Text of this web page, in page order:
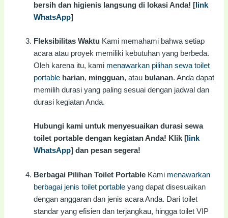
bersih dan higienis langsung di lokasi Anda! [ link
WhatsApp]
Fleksibilitas Waktu Kami memahami bahwa setiap
acara atau proyek memiliki kebutuhan yang berbeda.
Oleh karena itu, kami menawarkan pilihan sewa toilet
portable harian, mingguan, atau bulanan. Anda dapat
memilih durasi yang paling sesuai dengan jadwal dan
durasi kegiatan Anda.
Hubungi kami untuk menyesuaikan durasi sewa
toilet portable dengan kegiatan Anda! Klik [ link
WhatsApp] dan pesan segera!
Berbagai Pilihan Toilet Portable Kami menawarkan
berbagai jenis toilet portable yang dapat disesuaikan
dengan anggaran dan jenis acara Anda. Dari toilet
standar yang efisien dan terjangkau, hingga toilet VIP